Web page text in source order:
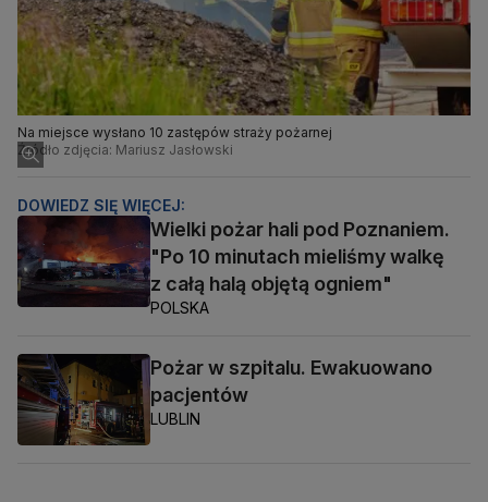
Na miejsce wysłano 10 zastępów straży pożarnej
Źródło zdjęcia: Mariusz Jasłowski
DOWIEDZ SIĘ WIĘCEJ:
Wielki pożar hali pod Poznaniem.
"Po 10 minutach mieliśmy walkę
z całą halą objętą ogniem"
POLSKA
Pożar w szpitalu. Ewakuowano
pacjentów
LUBLIN